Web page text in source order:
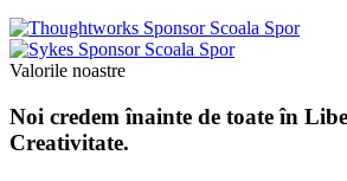
Valorile noastre
Noi credem înainte de toate în
Creativitate.